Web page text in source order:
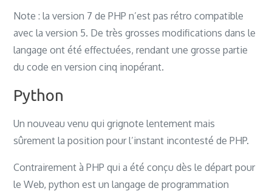
Note : la version 7 de PHP n’est pas rétro compatible
avec la version 5. De très grosses modifications dans le
langage ont été effectuées, rendant une grosse partie
du code en version cinq inopérant.
Python
Un nouveau venu qui grignote lentement mais
sûrement la position pour l’instant incontesté de PHP.
Contrairement à PHP qui a été conçu dès le départ pour
le Web, python est un langage de programmation